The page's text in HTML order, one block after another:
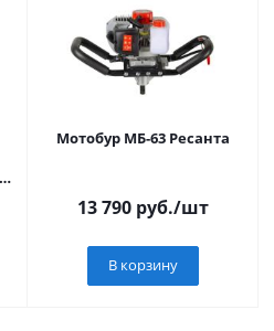
Мотобур МБ-63 Ресанта
13 790 руб./шт
В корзину